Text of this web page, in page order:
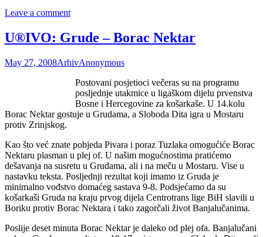
Leave a comment
U®IVO: Grude – Borac Nektar
May 27, 2008ArhivAnonymous
Postovani posjetioci večeras su na programu
posljednje utakmice u ligaškom dijelu prvenstva
Bosne i Hercegovine za košarkaše. U 14.kolu
Borac Nektar gostuje u Grudama, a Sloboda Dita igra u Mostaru
protiv Zrinjskog.
Kao što već znate pobjeda Pivara i poraz Tuzlaka omogućiće Borac
Nektaru plasman u plej of. U našim mogućnostima pratićemo
dešavanja na susretu u Grudama, ali i na meču u Mostaru. Vise u
nastavku teksta. Posljednji rezultat koji imamo iz Gruda je
minimalno vođstvo domaćeg sastava 9-8. Podsjećamo da su
košarkaši Gruda na kraju prvog dijela Centrotrans lige BiH slavili u
Boriku protiv Borac Nektara i tako zagorčali život Banjalučanima.
Poslije deset minuta Borac Nektar je daleko od plej ofa. Banjalučani